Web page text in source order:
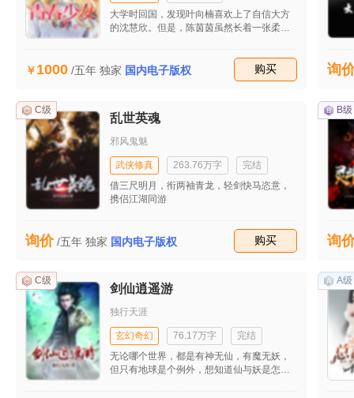
大学时回国，发现叶向楠喜欢上了自信大方
的沈慧欣。但是，陈茵茵虽然长着一张柔弱
于是，她开始装柔弱又坚强的菟丝花，即使
面对众人的非难，也利用年幼时的感情，使
和叶向楠的感情，以至于到最后，每当沈慧
欣为难陈茵茵时，叶向楠就会不条件帮助陈
茵茵。后叶向楠和沈慧欣分手，并向陈茵茵
表白。但是，陈茵茵拒绝了，反而嫁给了一
个一直追求她的富商。
1000 /五年 独家 国内电子版权 购买 询
C级
乱世英魂
邪风鬼魅
武侠修真 263.76万字
完结
借三尺明月，衔两袖青龙，轻剑快马恣意，
携侣江湖同游
询价 /五年 独家 国内电子版权 购买
B级
询
C级
剑仙逍遥游
独行天涯
玄幻奇幻 76.17万字
完结
无论哪个世界，都是有神无仙，有魔无妖，
但只有地球是个例外，想知道仙与妖是怎么
A级